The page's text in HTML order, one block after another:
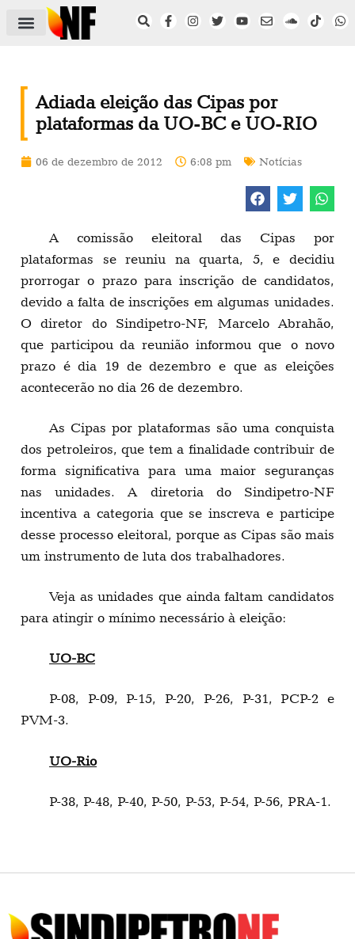
Adiada eleição das Cipas por
plataformas da UO-BC e UO-RIO
06 de dezembro de 2012 6:08 pm Notícias
A comissão eleitoral das Cipas por
plataformas se reuniu na quarta, 5, e decidiu
prorrogar o prazo para inscrição de candidatos,
devido a falta de inscrições em algumas unidades.
O diretor do Sindipetro-NF, Marcelo Abrahão,
que participou da reunião informou que o novo
prazo é dia 19 de dezembro e que as eleições
acontecerão no dia 26 de dezembro.
As Cipas por plataformas são uma conquista
dos petroleiros, que tem a finalidade contribuir de
forma significativa para uma maior seguranças
nas unidades. A diretoria do Sindipetro-NF
incentiva a categoria que se inscreva e participe
desse processo eleitoral, porque as Cipas são mais
um instrumento de luta dos trabalhadores.
Veja as unidades que ainda faltam candidatos
para atingir o mínimo necessário à eleição:
UO-BC
P-08, P-09, P-15, P-20, P-26, P-31, PCP-2 e
PVM-3.
UO-Rio
P-38, P-48, P-40, P-50, P-53, P-54, P-56, PRA-1.